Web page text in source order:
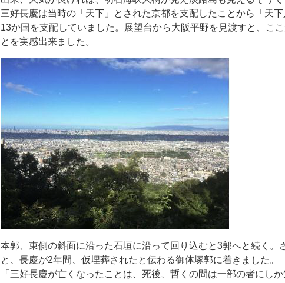
三好長慶は当時の「天下」とされた京都を支配したことから「天
13か国を支配していました。展望台から大阪平野を見渡すと、こ
とを実感出来ました。
本郭、東側の斜面に沿った石垣に沿って回り込むと3郭へと続く。
と、長慶が2年間、仮埋葬されたと伝わる御体塚郭に着きました。
「三好長慶が亡くなったことは、死後、暫くの間は一部の者にし